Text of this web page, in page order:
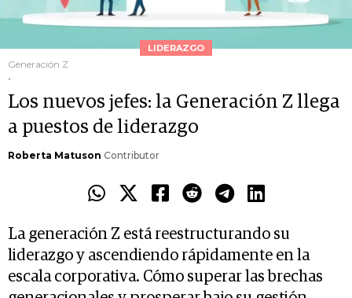
LIDERAZGO
Generación Z
.
Los nuevos jefes: la Generación Z llega
a puestos de liderazgo
Roberta Matuson Contributor
La generación Z está reestructurando su
liderazgo y ascendiendo rápidamente en la
escala corporativa. Cómo superar las brechas